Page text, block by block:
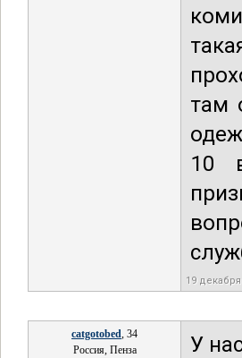
там
10
19
catgotobed, 34
Россия, Пенза
У